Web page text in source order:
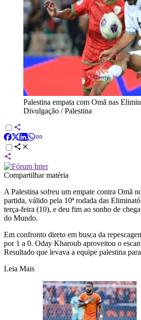
Palestina empata com Omã nas
Divulgação / Palestina
Compartilhar matéria
A Palestina sofreu um empate contra Omã
partida, válido pela 10ª rodada das
terça-feira (10), e deu fim ao sonho de
do Mundo.
Em confronto direto em busca da
por 1 a 0. Oday Kharoub aproveitou o
Resultado que levava a equipe palestina
Leia Mais